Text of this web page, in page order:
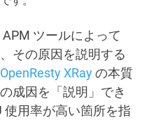
ツールによって
その原因を説明する
OpenResty XRayの本質
成因を「説明」でき
使用率が高い箇所を指